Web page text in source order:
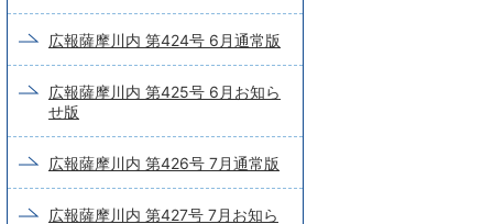
広報薩摩川内 第424号 6月通常版
広報薩摩川内 第425号 6月お知ら
せ版
広報薩摩川内 第426号 7月通常版
広報薩摩川内 第427号 7月お知ら